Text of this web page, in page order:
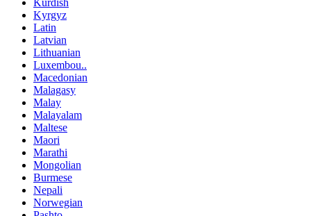
Kyrgyz
Latin
Latvian
Lithuanian
Luxembou..
Macedonian
Malagasy
Malay
Malayalam
Maltese
Maori
Marathi
Mongolian
Burmese
Nepali
Norwegian